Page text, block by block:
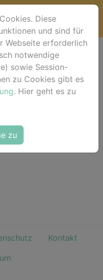
Diese
und sind für
Webseite erforderlich
notwendige
sowie Session-
zu Cookies gibt es
. Hier geht es zu
zu
Kontakt